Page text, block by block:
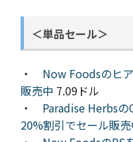
＜単品セール＞
・ Now Foodsのヒ
販売中 7.09ドル
・ Paradise Herbsの
20%割引でセール販